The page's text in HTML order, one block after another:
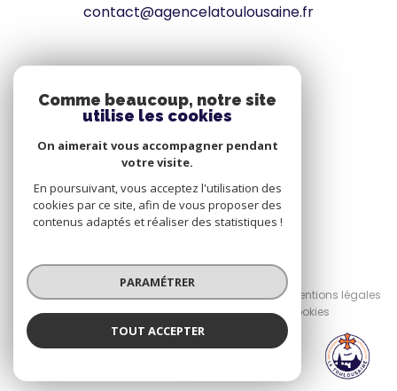
LA TOULOUSAINE
contact@agencelatoulousaine.fr
Espace propriétaire
© 2026 | Tous droits réservés
Nos honoraires
Nos partenaires
Mentions légales
Admin
Politique RGPD Cookies
Réalisé par :
Comme beaucoup, notre site
utilise les cookies
On aimerait vous accompagner pendant
votre visite.
En poursuivant, vous acceptez l'utilisation des
cookies par ce site, afin de vous proposer des
contenus adaptés et réaliser des statistiques !
PARAMÉTRER
TOUT ACCEPTER